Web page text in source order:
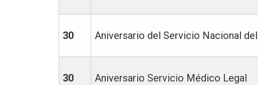
30 Aniversario del Servicio Nacional
30 Aniversario Servicio Médico Legal